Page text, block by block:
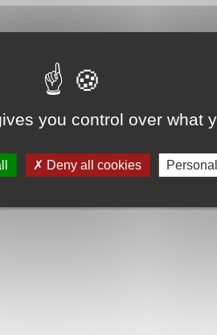
you control over what
Deny all cookies